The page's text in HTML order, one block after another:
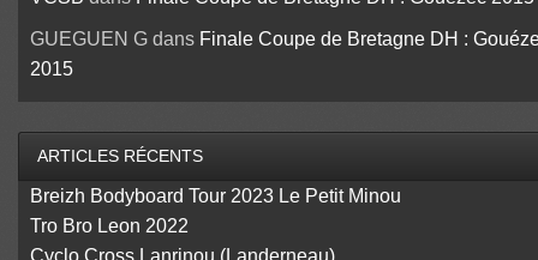
GUEGUEN Gdans Finale Coupe de Bretagne DH :
2015
ARTICLES RÉCENTS
Breizh Bodyboard Tour 2023 Le Petit Minou
Tro Bro Leon 2022
Cyclo Cross Lanrinou (Landerneau)